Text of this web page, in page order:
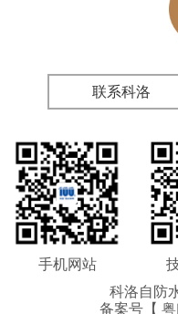
联系科洛
手机网站
科洛自防
备案号【